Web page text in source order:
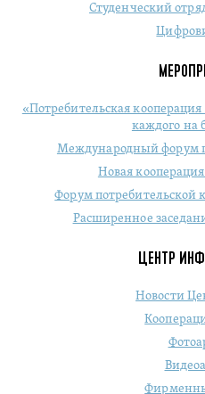
Студенческий
«Потребительская
каждого на
Международный форум
Новая
Форум потребительской
Расширенное
ЦЕНТР
Новости